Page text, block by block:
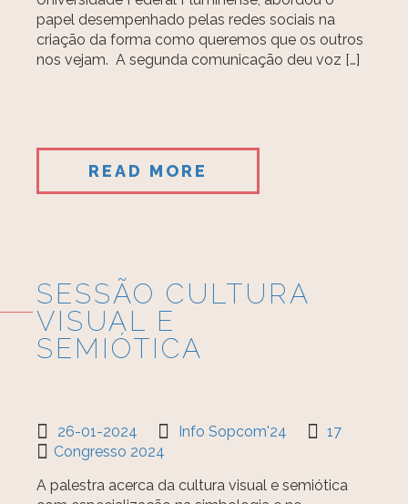
papel desempenhado pelas redes sociais na
criação da forma como queremos que os outros
nos vejam. A segunda comunicação deu voz […]
READ MORE
SESSÃO CULTURA
VISUAL E
SEMIÓTICA
26-01-2024 Info Sopcom'24
17
Congresso 2024
A palestra acerca da cultura visual e semiótica